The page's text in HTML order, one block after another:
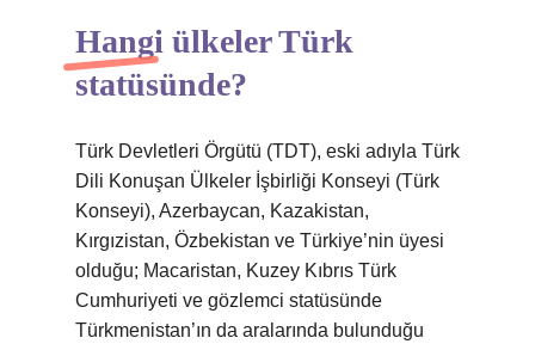
Hangi ülkeler Türk
statüsünde?
Türk Devletleri Örgütü (TDT), eski adıyla Türk
Dili Konuşan Ülkeler İşbirliği Konseyi (Türk
Konseyi), Azerbaycan, Kazakistan,
Kırgızistan, Özbekistan ve Türkiye’nin üyesi
olduğu; Macaristan, Kuzey Kıbrıs Türk
Cumhuriyeti ve gözlemci statüsünde
Türkmenistan’ın da aralarında bulunduğu